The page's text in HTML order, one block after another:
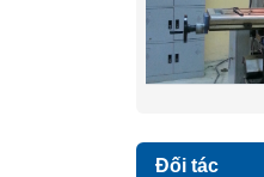
Đối tác